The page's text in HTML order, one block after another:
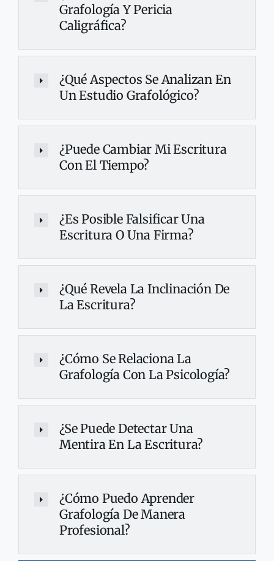
Grafología Y Pericia
Caligráfica?
¿Qué Aspectos Se Analizan En
Un Estudio Grafológico?
¿Puede Cambiar Mi Escritura
Con El Tiempo?
¿Es Posible Falsificar Una
Escritura O Una Firma?
¿Qué Revela La Inclinación De
La Escritura?
¿Cómo Se Relaciona La
Grafología Con La Psicología?
¿Se Puede Detectar Una
Mentira En La Escritura?
¿Cómo Puedo Aprender
Grafología De Manera
Profesional?